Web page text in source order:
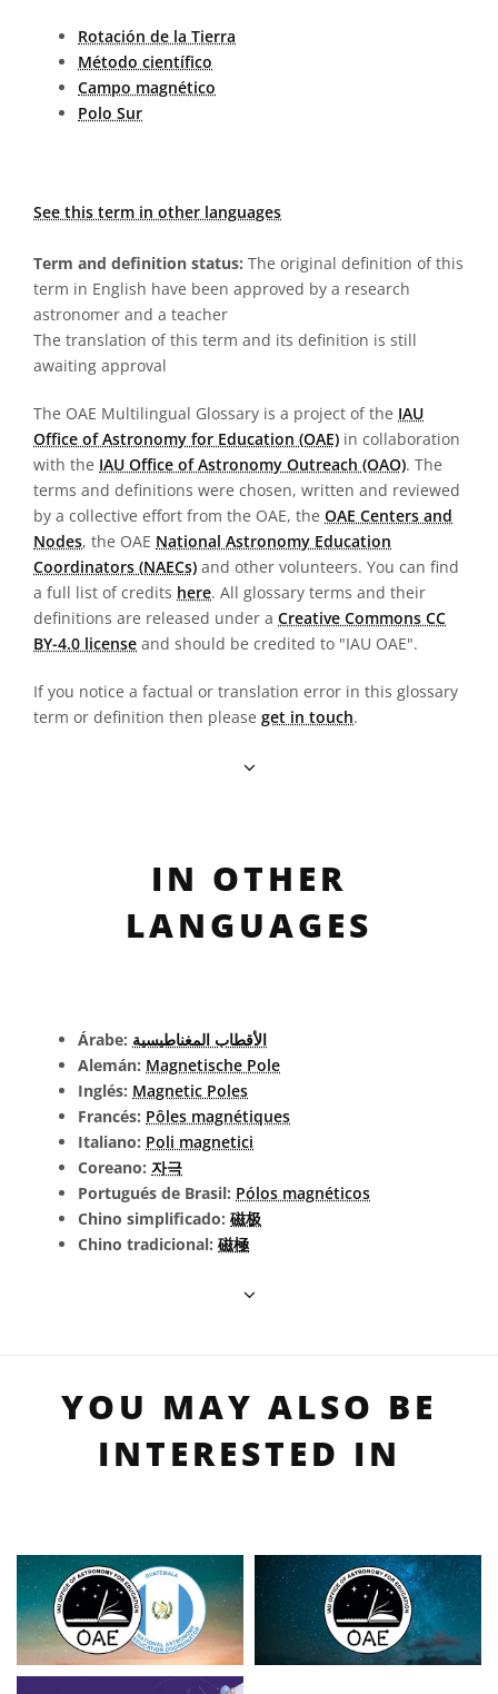
Rotación de la Tierra
Método científico
Campo magnético
Polo Sur
See this term in other languages
Term and definition status: The original definition of this
term in English have been approved by a research
astronomer and a teacher
The translation of this term and its definition is still
awaiting approval
The OAE Multilingual Glossary is a project of the IAU
Office of Astronomy for Education (OAE) in collaboration
with the IAU Office of Astronomy Outreach (OAO). The
terms and definitions were chosen, written and reviewed
by a collective effort from the OAE, the OAE Centers and
Nodes, the OAE National Astronomy Education
Coordinators (NAECs) and other volunteers. You can find
a full list of credits here. All glossary terms and their
definitions are released under a Creative Commons CC
BY-4.0 license and should be credited to "IAU OAE".
If you notice a factual or translation error in this glossary
term or definition then please get in touch.
IN OTHER
LANGUAGES
Árabe: الأقطاب المغناطيسية
Alemán: Magnetische Pole
Inglés: Magnetic Poles
Francés: Pôles magnétiques
Italiano: Poli magnetici
Coreano: 자극
Portugués de Brasil: Pólos magnéticos
Chino simplificado: 磁极
Chino tradicional: 磁極
YOU MAY ALSO BE
INTERESTED IN